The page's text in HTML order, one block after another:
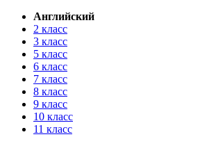
Английский
2 класс
3 класс
5 класс
6 класс
7 класс
8 класс
9 класс
10 класс
11 класс